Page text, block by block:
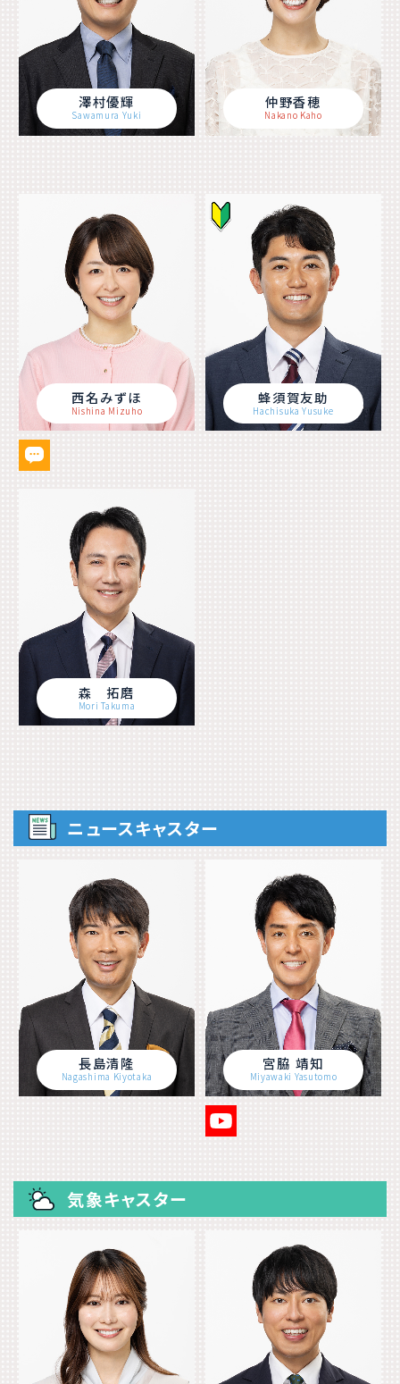
澤村優輝
Sawamura Yuki
仲野香穂
Nakano Kaho
西名みずほ
Nishina Mizuho
蜂須賀友助
Hachisuka Yusuke
森 拓磨
Mori Takuma
ニュースキャスター
長島清隆
Nagashima Kiyotaka
宮脇 靖知
Miyawaki Yasutomo
気象キャスター